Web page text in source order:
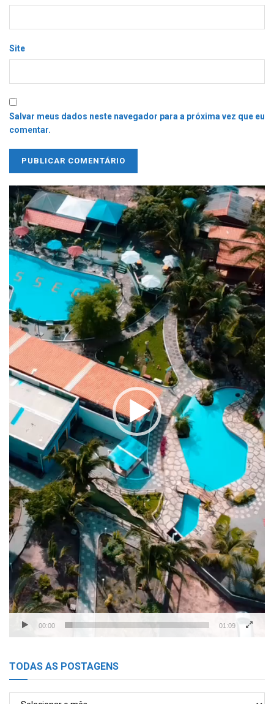
Site
Salvar meus dados neste navegador para a próxima vez que eu
comentar.
Tocador
de
vídeo
00:00 01:09
TODAS AS POSTAGENS